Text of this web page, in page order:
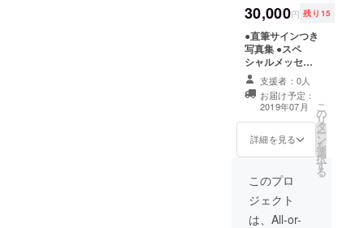
ります。
今回初とな
る
SHOWROO
M演者オリジ
ナル写真集
制作プロ
ジェクト！
ぜひ皆さん
ご協力をお
願い致しま
30,000円 残り15
●直筆サインつき
写真集 ●スペ
シャルメッセー
ジ動画 ●写真集
の中に「Special
Thanks」として
お名前掲載 ●写
真集お渡し会参
加権
支援者：0人
お届け予定：
2019年07月
詳細を見る
こ
の
リ
タ
ー
ン
を
選
択
す
る
このプロ
ジェクト
は、All-or-